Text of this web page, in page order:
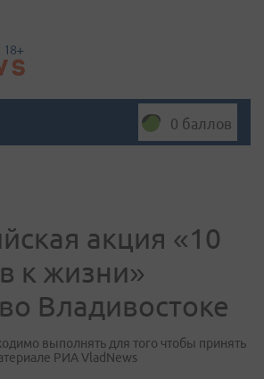
0 баллов
акция «10
к жизни»
Владивостоке
выполнять для того чтобы принять
РИА VladNews